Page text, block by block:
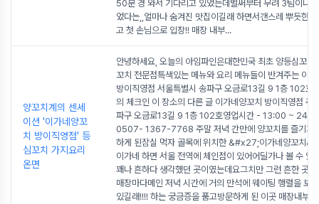
50분 경 와서 기다리고 있었는데벌써부터 무려 3팀이나
었다는,,얼마나 숨겨진 맛집이길래 하면서갠스레 뿌듯한
고 첫 손님으로 입장!! 매장 내부...
양꼬치계의 센세
이션 '이가네양꼬
치 방이직영점' 등
심꼬치 가지요리
온면
안녕하세요, 오늘의 아임파인은대한민국 최초 양등심꼬치
꼬치 전문점특색있는 메뉴와 요리 메뉴들이 반겨주는 이
방이직영점 서울특별시 송파구 오금로13길 9 1층 102호
의 체크인 이 장소의 다른 글 이가네양꼬치 방이직영점 주
파구 오금로13길 9 1층 102호영업시간 - 13:00 ~
0507- 1367-7768 주말 저녁 간만에 양꼬치를 즐기기
하게 된잠실 먹자 골목에 위치한 &#x27;이가네양꼬치
이가네 하면 서울 전역에 체인점이 있어어딜가나 볼 수 있
꽤나 흔하다 생각했던 곳이였는데요그치만 그런 흔한 곳
매장마다메인 저녁 시간에 거의 만석에 웨이팅 행렬을 보
있길래!!!! 하는 궁금증을 품고방문하게 된 이곳 매장내부